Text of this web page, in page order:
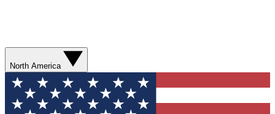
North America